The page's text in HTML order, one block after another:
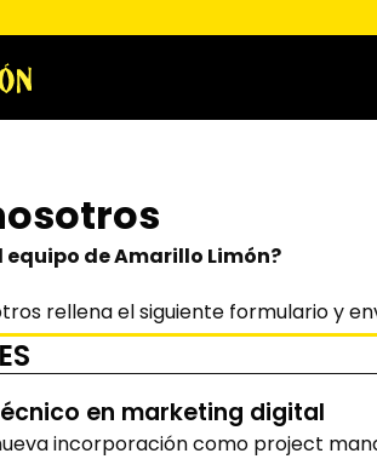
de Amarillo Limón?
rellena el siguiente formulario y
en marketing digital
incorporación como project